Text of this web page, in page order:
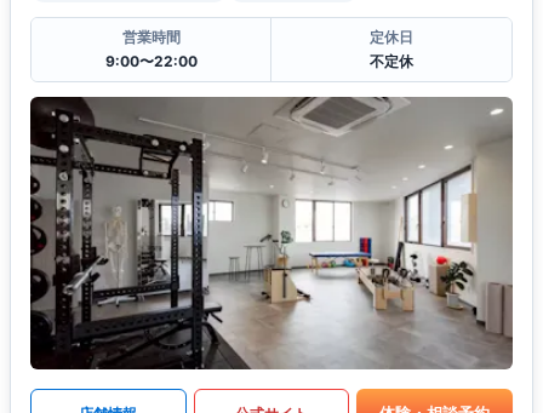
営業時間
9:00〜22:00
定休日
不定休